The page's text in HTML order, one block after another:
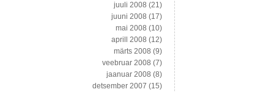
juuli 2008 (21)
juuni 2008 (17)
mai 2008 (10)
aprill 2008 (12)
märts 2008 (9)
veebruar 2008 (7)
jaanuar 2008 (8)
detsember 2007 (15)